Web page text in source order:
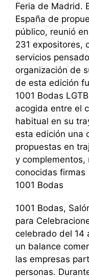
Feria de Madrid.
España de
público, reunió
231 expositores,
servicios
organización de
de esta edición
1001 Bodas
acogida entre el
habitual en su
esta edición una
propuestas en
y
conocidas firmas
1001 Bodas
1001 Bodas,
para
celebrado del 14
un balance
las empresas
personas.